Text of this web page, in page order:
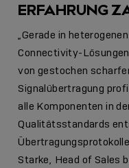
ERFAHRUNG
„Gerade in
Connectivity-
von gestochen
Signalübertragung
alle Komponenten in
Qualitätsstandards
Starke, Head of Sales